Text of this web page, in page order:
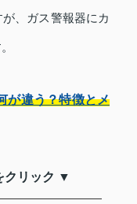
、ガス警報器にカ
が違う？特徴とメ
クリック ▼